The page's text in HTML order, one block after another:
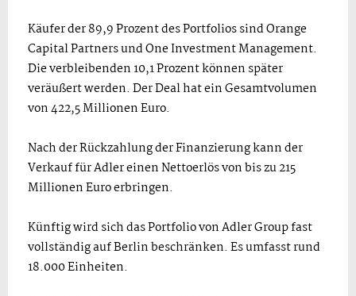
Käufer der 89,9 Prozent des Portfolios sind Orange
Capital Partners und One Investment Management.
Die verbleibenden 10,1 Prozent können später
veräußert werden. Der Deal hat ein Gesamtvolumen
von 422,5 Millionen Euro.
Nach der Rückzahlung der Finanzierung kann der
Verkauf für Adler einen Nettoerlös von bis zu 215
Millionen Euro erbringen.
Künftig wird sich das Portfolio von Adler Group fast
vollständig auf Berlin beschränken. Es umfasst rund
18.000 Einheiten.